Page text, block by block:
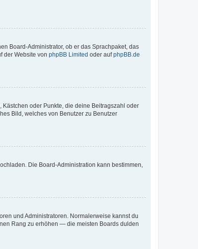
Board-Administrator, ob er das Sprachpaket, das
der Website von phpBB Limited oder aufphpBB.de
oder Punkte, die deine Beitragszahl oder
Bild, welches von Benutzer zu Benutzer
Die Board-Administration kann bestimmen,
und Administratoren. Normalerweise kannst du
Rang zu erhöhen — die meisten Boards dulden